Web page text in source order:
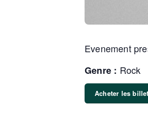
Evenement
Genre : Rock
Acheter les